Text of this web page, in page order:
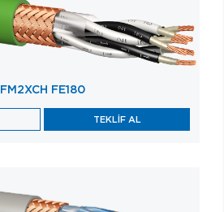
FM2XCH FE180
TEKLİF AL